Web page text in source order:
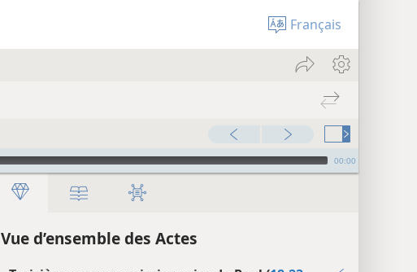
Français
00:00
Vue d’ensemble des Actes